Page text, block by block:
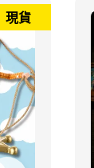
現貨